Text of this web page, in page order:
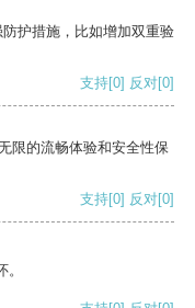
护措施，比如增加双重验
支持[0] 反对[0]
限的流畅体验和安全性保
支持[0] 反对[0]